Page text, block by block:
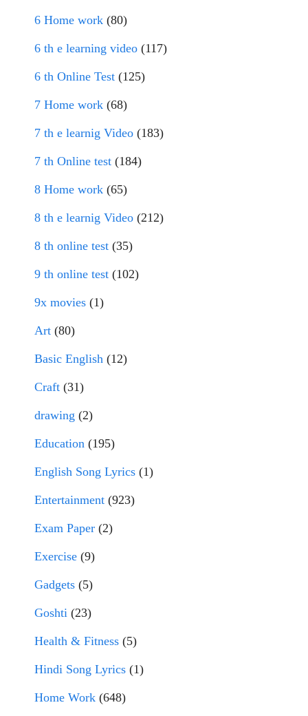
6 Home work (80)
6 th e learning video (117)
6 th Online Test (125)
7 Home work (68)
7 th e learnig Video (183)
7 th Online test (184)
8 Home work (65)
8 th e learnig Video (212)
8 th online test (35)
9 th online test (102)
9x movies (1)
Art (80)
Basic English (12)
Craft (31)
drawing (2)
Education (195)
English Song Lyrics (1)
Entertainment (923)
Exam Paper (2)
Exercise (9)
Gadgets (5)
Goshti (23)
Health & Fitness (5)
Hindi Song Lyrics (1)
Home Work (648)